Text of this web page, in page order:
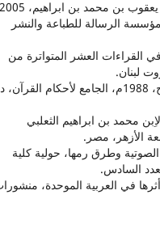
الرسالة للطباعة والنشر
البدور الزاهرة في القراءات العشر المتواترة من
لبنان.
45. القرطبي، محمد بن أحمد بن أبي بكر بن فرح، 1988م، الجامع لأحكام
والبيان لاِبن محمد بن ابراهيم الثعلبي
الأزهر، مصر.
2016م، التصدعات الصوتية وطرق رمها، حولية كلية
السادس.
1987م، لهجة تميم وأثرها في العربية الموحدة،